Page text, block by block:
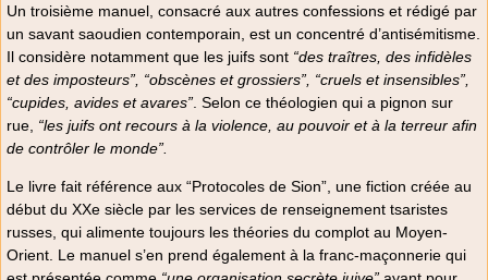
Un troisième manuel, consacré aux autres confessions et rédigé par
un savant saoudien contemporain, est un concentré d’antisémitisme.
Il considère notamment que les juifs sont “des traîtres, des infidèles
et des imposteurs”, “obscènes et grossiers”, “cruels et insensibles”,
“cupides, avides et avares” . Selon ce théologien qui a pignon sur
rue, “les juifs ont recours à la violence, au pouvoir et à la terreur afin
de contrôler le monde”.
Le livre fait référence aux “Protocoles de Sion”, une fiction créée au
début du XXe siècle par les services de renseignement tsaristes
russes, qui alimente toujours les théories du complot au Moyen-
Orient. Le manuel s’en prend également à la franc-maçonnerie qui